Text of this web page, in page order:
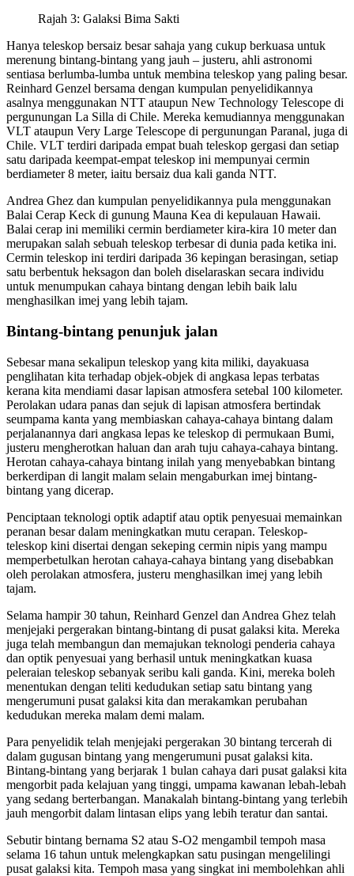
Rajah 3: Galaksi Bima Sakti
Hanya teleskop bersaiz besar sahaja yang cukup berkuasa untuk
merenung bintang-bintang yang jauh – justeru, ahli astronomi
sentiasa berlumba-lumba untuk membina teleskop yang paling besar.
Reinhard Genzel bersama dengan kumpulan penyelidikannya
asalnya menggunakan NTT ataupun New Technology Telescope di
pergunungan La Silla di Chile. Mereka kemudiannya menggunakan
VLT ataupun Very Large Telescope di pergunungan Paranal, juga di
Chile. VLT terdiri daripada empat buah teleskop gergasi dan setiap
satu daripada keempat-empat teleskop ini mempunyai cermin
berdiameter 8 meter, iaitu bersaiz dua kali ganda NTT.
Andrea Ghez dan kumpulan penyelidikannya pula menggunakan
Balai Cerap Keck di gunung Mauna Kea di kepulauan Hawaii.
Balai cerap ini memiliki cermin berdiameter kira-kira 10 meter dan
merupakan salah sebuah teleskop terbesar di dunia pada ketika ini.
Cermin teleskop ini terdiri daripada 36 kepingan berasingan, setiap
satu berbentuk heksagon dan boleh diselaraskan secara individu
untuk menumpukan cahaya bintang dengan lebih baik lalu
menghasilkan imej yang lebih tajam.
Bintang-bintang penunjuk jalan
Sebesar mana sekalipun teleskop yang kita miliki, dayakuasa
penglihatan kita terhadap objek-objek di angkasa lepas terbatas
kerana kita mendiami dasar lapisan atmosfera setebal 100 kilometer.
Perolakan udara panas dan sejuk di lapisan atmosfera bertindak
seumpama kanta yang membiaskan cahaya-cahaya bintang dalam
perjalanannya dari angkasa lepas ke teleskop di permukaan Bumi,
justeru mengherotkan haluan dan arah tuju cahaya-cahaya bintang.
Herotan cahaya-cahaya bintang inilah yang menyebabkan bintang
berkerdipan di langit malam selain mengaburkan imej bintang-
bintang yang dicerap.
Penciptaan teknologi optik adaptif atau optik penyesuai memainkan
peranan besar dalam meningkatkan mutu cerapan. Teleskop-
teleskop kini disertai dengan sekeping cermin nipis yang mampu
memperbetulkan herotan cahaya-cahaya bintang yang disebabkan
oleh perolakan atmosfera, justeru menghasilkan imej yang lebih
tajam.
Selama hampir 30 tahun, Reinhard Genzel dan Andrea Ghez telah
menjejaki pergerakan bintang-bintang di pusat galaksi kita. Mereka
juga telah membangun dan memajukan teknologi penderia cahaya
dan optik penyesuai yang berhasil untuk meningkatkan kuasa
peleraian teleskop sebanyak seribu kali ganda. Kini, mereka boleh
menentukan dengan teliti kedudukan setiap satu bintang yang
mengerumuni pusat galaksi kita dan merakamkan perubahan
kedudukan mereka malam demi malam.
Para penyelidik telah menjejaki pergerakan 30 bintang tercerah di
dalam gugusan bintang yang mengerumuni pusat galaksi kita.
Bintang-bintang yang berjarak 1 bulan cahaya dari pusat galaksi kita
mengorbit pada kelajuan yang tinggi, umpama kawanan lebah-lebah
yang sedang berterbangan. Manakalah bintang-bintang yang terlebih
jauh mengorbit dalam lintasan elips yang lebih teratur dan santai.
Sebutir bintang bernama S2 atau S-O2 mengambil tempoh masa
selama 16 tahun untuk melengkapkan satu pusingan mengelilingi
pusat galaksi kita. Tempoh masa yang singkat ini membolehkan ahli